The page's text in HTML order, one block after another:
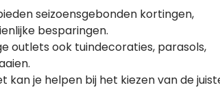
seizoensgebonden kortingen,
besparingen.
outlets ook tuindecoraties, parasols,
kan je helpen bij het kiezen van de